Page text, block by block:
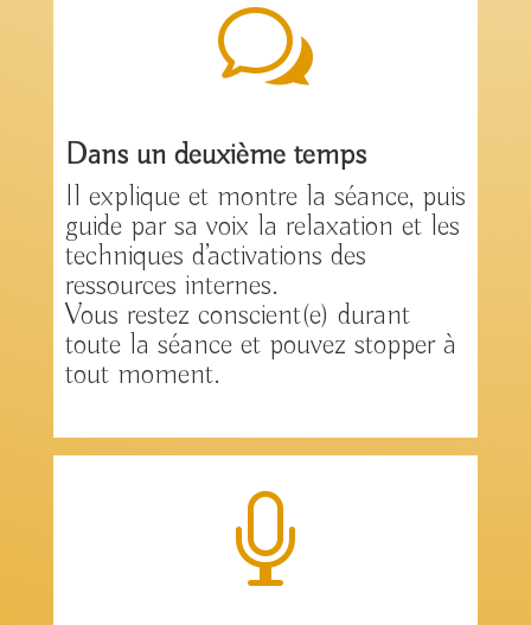
w
Dans un deuxième temps
Il explique et montre la séance, puis
guide par sa voix la relaxation et les
techniques d’activations des
ressources internes.
Vous restez conscient(e) durant
toute la séance et pouvez stopper à
tout moment.
